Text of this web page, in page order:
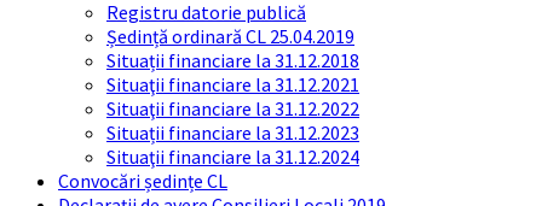
Registru datorie publică
Ședință ordinară CL 25.04.2019
Situații financiare la 31.12.2018
Situaţii financiare la 31.12.2021
Situaţii financiare la 31.12.2022
Situații financiare la 31.12.2023
Situaţii financiare la 31.12.2024
Convocări ședințe CL